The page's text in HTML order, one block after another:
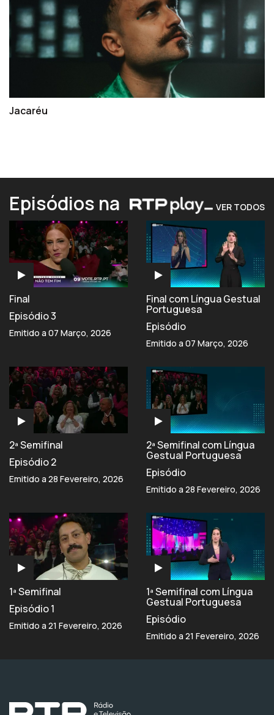
Jacaréu
Episódios na VER TODOS
Final
Episódio 3
Emitido a 07 Março, 2026
Final com Língua Gestual
Portuguesa
Episódio
Emitido a 07 Março, 2026
2ª Semifinal
Episódio 2
Emitido a 28 Fevereiro, 2026
2ª Semifinal com Língua
Gestual Portuguesa
Episódio
Emitido a 28 Fevereiro, 2026
1ª Semifinal
Episódio 1
Emitido a 21 Fevereiro, 2026
1ª Semifinal com Língua
Gestual Portuguesa
Episódio
Emitido a 21 Fevereiro, 2026